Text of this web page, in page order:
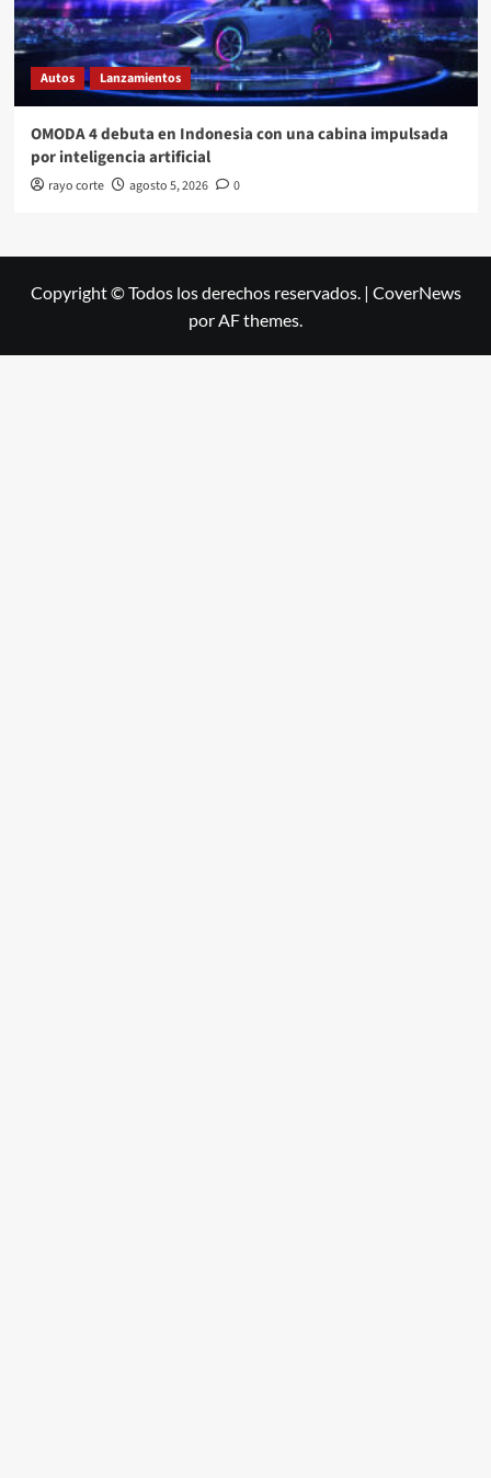
Autos Lanzamientos
OMODA 4 debuta en Indonesia con una cabina impulsada
por inteligencia artificial
rayo corte agosto 5, 2026 0
Copyright © Todos los derechos reservados. | CoverNews
por AF themes.